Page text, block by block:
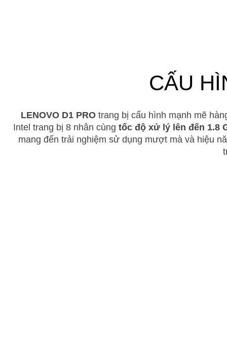
CẤU
LENOVO D1 PRO trang bị cấu hình mạnh mẽ
Intel trang bị 8 nhân cùng tốc độ xử lý lên đến 1.8
mang đến trải nghiệm sử dụng mượt mà và hiệu